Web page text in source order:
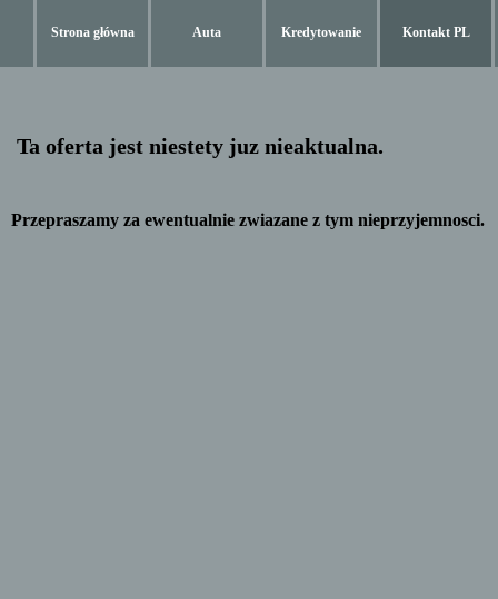
Strona główna Auta Kredytowanie Kontakt PL
Ta oferta jest niestety juz nieaktualna.
Przepraszamy za ewentualnie zwiazane z tym nieprzyjemnosci.